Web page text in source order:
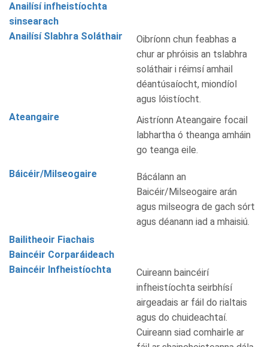
Anailísí infheistíochta
sinsearach
Anailísí Slabhra Soláthair
Oibríonn chun feabhas a
chur ar phróisis an tslabhra
soláthair i réimsí amhail
déantúsaíocht, miondíol
agus lóistíocht.
Ateangaire
Aistríonn Ateangaire focail
labhartha ó theanga amháin
go teanga eile.
Báicéir/Milseogaire
Bácálann an
Baicéir/Milseogaire arán
agus milseogra de gach sórt
agus déanann iad a mhaisiú.
Bailitheoir Fiachais
Baincéir Corparáideach
Baincéir Infheistíochta
Cuireann baincéirí
infheistíochta seirbhísí
airgeadais ar fáil do rialtais
agus do chuideachtaí.
Cuireann siad comhairle ar